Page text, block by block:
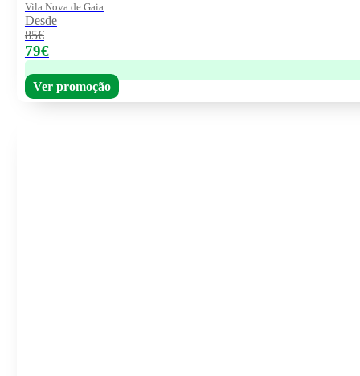
Vila Nova de Gaia
Desde
85€
79€
Ver promoção